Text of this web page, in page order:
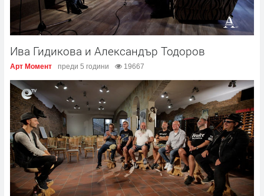
Ива Гидикова и Александър Тодоров
Арт Момент преди 5 години 19667